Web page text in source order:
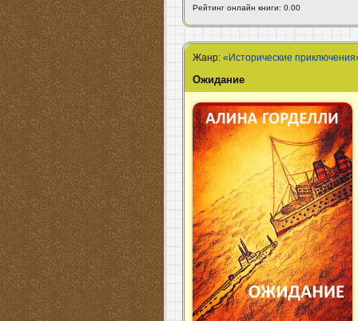
Рейтинг онлайн книги: 0.00
Жанр:«Исторические
Ожидание